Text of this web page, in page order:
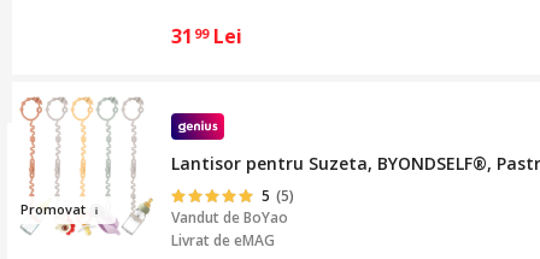
31 99 Lei
Promovat
Lantisor pentru Suzeta, BYONDSELF®,
5 (5)
Vandut deBoYao
Livrat de eMAG